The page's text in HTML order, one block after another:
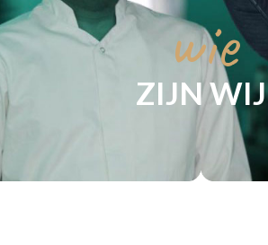
wie
ZIJN WIJ